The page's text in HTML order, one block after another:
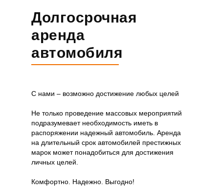
Долгосрочная
аренда
автомобиля
С нами – возможно достижение любых целей
Не только проведение массовых мероприятий
подразумевает необходимость иметь в
распоряжении надежный автомобиль. Аренда
на длительный срок автомобилей престижных
марок может понадобиться для достижения
личных целей.
Комфортно. Надежно. Выгодно!